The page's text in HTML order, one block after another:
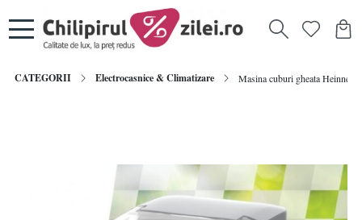
CATEGORII Electrocasnice & Climatizare Masina cuburi gheata Heinner